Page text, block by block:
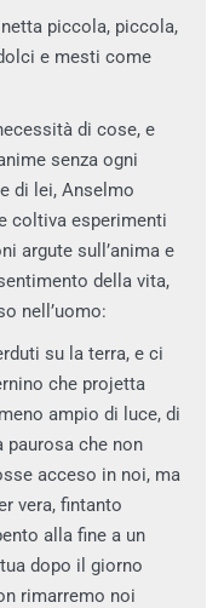
piccola, piccola,
e mesti come
di cose, e
senza ogni
di lei, Anselmo
coltiva esperimenti
argute sull’anima e
della vita,
nell’uomo:
su la terra, e ci
che projetta
ampio di luce, di
paurosa che non
acceso in noi, ma
vera, fintanto
alla fine a un
dopo il giorno
rimarremo noi